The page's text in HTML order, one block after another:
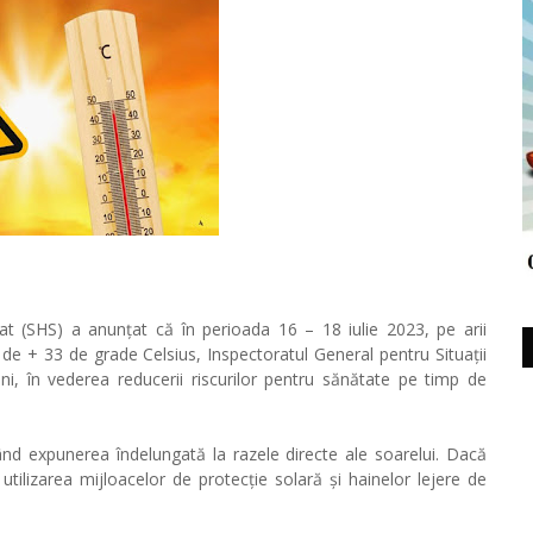
(SHS) a anunțat că în perioada 16 – 18 iulie 2023, pe arii
+ 33 de grade Celsius, Inspectoratul General pentru Situații
în vederea reducerii riscurilor pentru sănătate pe timp de
expunerea îndelungată la razele directe ale soarelui. Dacă
mijloacelor de protecție solară și hainelor lejere de